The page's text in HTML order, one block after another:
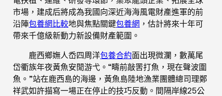
市場，建成后將成為我國向深近海海風電財產進軍的前
沿陣包養網比較地與焦點關鍵包養網 ，估計將來十年可
帶來千億級新動力新設備財產範圍。
鹿西鄉嫵人岙四周洋包養合約面出現微瀾，數萬尾
岱衢族年夜黃魚安閒游弋。“疇前敲罟打魚，現在聲波圍
魚。”站在鹿西島的海邊，黃魚島陸地漁業團體總司理鄭
祥武如許描寫一場正在停止的技巧反動。間隔岸線25公